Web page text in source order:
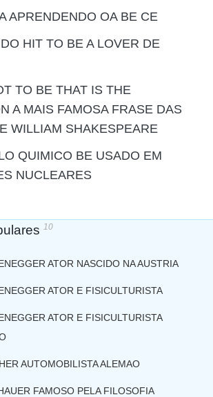
APRENDENDO OA BE CE
HIT TO BE A LOVER DE
TO BE THAT IS THE
A MAIS FAMOSA FRASE DAS
WILLIAM SHAKESPEARE
QUIMICO BE USADO EM
NUCLEARES
10
ATOR NASCIDO NA AUSTRIA
ATOR E FISICULTURISTA
ATOR E FISICULTURISTA
AUTOMOBILISTA ALEMAO
FAMOSO PELA FILOSOFIA